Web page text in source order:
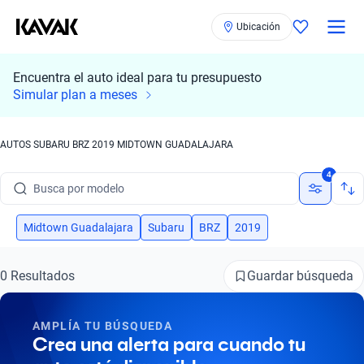
Ubicación
Encuentra el auto ideal para tu presupuesto
Simular plan a meses
AUTOS SUBARU BRZ 2019 MIDTOWN GUADALAJARA
Busca por modelo
Busca por versión
Busca por marca
Busca por modelo
4
Midtown Guadalajara Subaru BRZ 2019
0 Resultados Guardar búsqueda
AMPLÍA TU BÚSQUEDA
Crea una alerta para cuando tu